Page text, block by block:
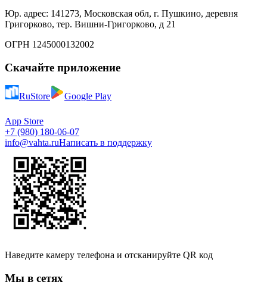
Юр. адрес: 141273, Московская обл, г. Пушкино, деревня
Григорково, тер. Вишни-Григорково, д 21
ОГРН 1245000132002
Скачайте приложение
RuStore Google Play
App Store
+7 (980) 180-06-07
info@vahta.ruНаписать в поддержку
Наведите камеру телефона и отсканируйте QR код
Мы в сетях